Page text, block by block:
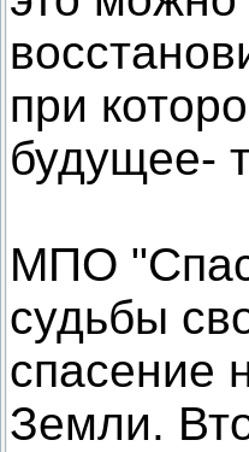
при
будущее-
МПО
судьбы
спасение
Земли.